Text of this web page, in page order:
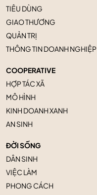
TIÊU DÙNG
GIAO THƯƠNG
QUẢN TRỊ
THÔNG TIN DOANH NGHIỆP
COOPERATIVE
HỢP TÁC XÃ
MÔ HÌNH
KINH DOANH XANH
AN SINH
ĐỜI SỐNG
DÂN SINH
VIỆC LÀM
PHONG CÁCH